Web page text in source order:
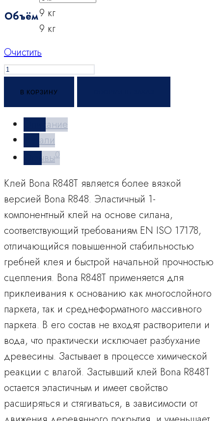
Объём9 кг
9 кг
Очистить
Количество
Клей
Bona
R848T
В КОРЗИНУ
Описание
Детали
Отзывы0
Клей Bona R848T является более вязкой
версией Bona R848. Эластичный 1-
компонентный клей на основе силана,
соответствующий требованиям EN ISO 17178,
отличающийся повышенной стабильностью
гребней клея и быстрой начальной прочностью
сцепления. Bona R848T применяется для
приклеивания к основанию как многослойного
паркета, так и среднеформатного массивного
паркета. В его состав не входят растворители и
вода, что практически исключает разбухание
древесины. Застывает в процессе химической
реакции с влагой. Застывший клей Bona R848Т
остается эластичным и имеет свойство
расширяться и стягиваться, в зависимости от